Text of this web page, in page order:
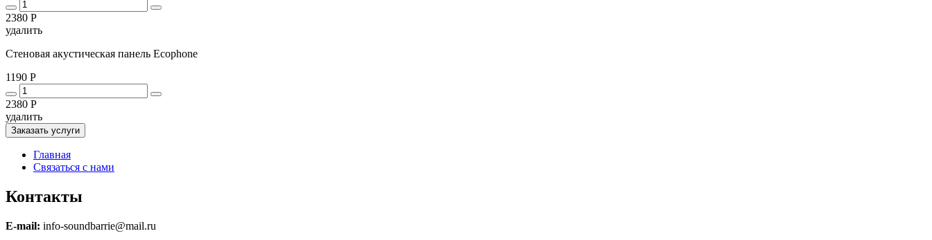
2380 Р
удалить
Стеновая акустическая панель Ecophone
1190 Р
2380 Р
удалить
Заказать услуги
Главная
Связаться с нами
Контакты
E-mail: info-soundbarrie@mail.ru